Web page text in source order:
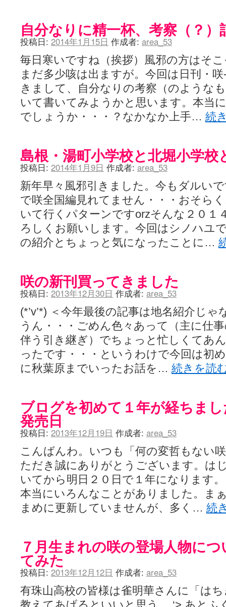
自分なりに精一杯、考察（？）
投稿日: 2014年1月15日 作成者: area_53
毎日寒いですね（挨拶）風邪の方はそ
まだ多少咳は出ますが。今回は日刊・
きまして、自分なりの考察（のような
いて書いてみようかと思います。本当
でしょうか・・・？なかなか上手… 続
島根・湯町小学校と北堀小学校
投稿日: 2014年1月9日 作成者: area_53
新年早々風邪引きました。今もダルい
で咲全国編見れてません・・・おそら
いて行くパターンですorzそんな２０１
ろしくお願いします。今回はシノハユ
の紹介とちょっと気になったことに…
咲の新刊買ってきました
投稿日: 2013年12月30日 作成者: area_53
(*’v’*) ＜今年最後の記事は地名紹介じ
うん・・・ごめん色々あって（主に仕
伴う引き継ぎ）でちょっと忙しくてあ
ったです・・・というわけで今回は初
に秋葉原までいったお話を… 続きを読
ブログを初めて１年が経ちま
発売日
投稿日: 2013年12月19日 作成者: area_53
こんばんわ。いつも「何の変哲もない
ただき誠にありがとうございます。は
いてから明日２０日で１年になります
本当にいろんなことがありました。ま
まめに更新していませんが、多く… 続
７月生まれの咲の登場人物に
てみた
投稿日: 2013年12月12日 作成者: area_53
有珠山高校の皆様は雀明華さんに「は